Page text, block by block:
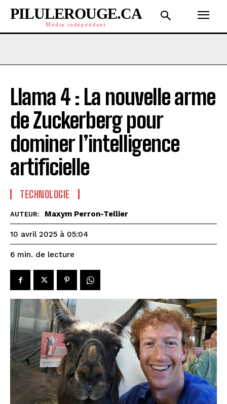
PILULEROUGE.CA
Média indépendant
Llama 4 : La nouvelle arme
de Zuckerberg pour
dominer l’intelligence
artificielle
TECHNOLOGIE
AUTEUR: Maxym Perron-Tellier
10 avril 2025 à 05:04
6 min. de lecture